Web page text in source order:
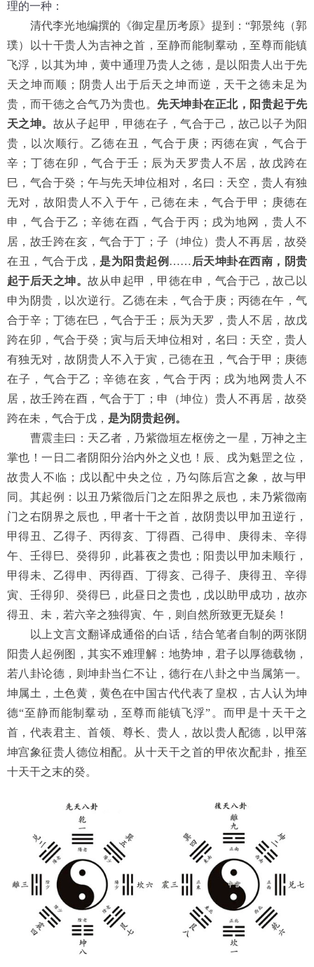
理的一种：
清代李光地编撰的《御定星历考原》提到：“郭景纯（郭
璞）以十干贵人为吉神之首，至静而能制羣动，至尊而能镇
飞浮，以其为坤，黄中通理乃贵人之徳，是以阳贵人出于先
天之坤而顺；阴贵人出于后天之坤而逆，天干之徳未足为
贵，而干徳之合气乃为贵也。 先天坤卦在正北，阳贵起于先
天之坤。 故从子起甲，甲徳在子，气合于己，故己以子为阳
贵，以次顺行。乙徳在丑，气合于庚；丙徳在寅，气合于
辛；丁徳在卯，气合于壬；辰为天罗贵人不居，故戊跨在
巳，气合于癸；午与先天坤位相对，名曰：天空，贵人有独
无对，故阳贵人不入于午，己徳在未，气合于甲；庚徳在
申，气合于乙；辛徳在酉，气合于丙；戌为地网，贵人不
居，故壬跨在亥，气合于丁；子（坤位）贵人不再居，故癸
在丑，气合于戊， 是为阳贵起例 …… 后天坤卦在西南，阴贵
起于后天之坤。故从申起甲，甲徳在申，气合于己，故己以
申为阴贵，以次逆行。乙徳在未，气合于庚；丙徳在午，气
合于辛；丁徳在巳，气合于壬；辰为天罗，贵人不居，故戊
跨在卯，气合于癸；寅与后天坤位相对，名曰：天空，贵人
有独无对，故阴贵人不入于寅，己徳在丑，气合于甲；庚徳
在子，气合于乙；辛徳在亥，气合于丙；戌为地网贵人不
居，故壬跨在酉，气合于丁；申（坤位）贵人不再居，故癸
跨在未，气合于戊， 是为阴贵起例。
曹震圭曰：天乙者，乃紫㣲垣左枢傍之一星，万神之主
掌也！一日二者阴阳分治内外之义也！辰、戌为魁罡之位，
故贵人不临；戊以配中央之位，乃勾陈后宫之象，故与甲
同。其起例：以丑乃紫㣲后门之左阳界之辰也，未乃紫㣲南
门之右阴界之辰也，甲者十干之首，故阴贵以甲加丑逆行，
甲得丑、乙得子、丙得亥、丁得酉、己得申、庚得未、辛得
午、壬得巳、癸得卯，此暮夜之贵也；阳贵以甲加未顺行，
甲得未、乙得申、丙得酉、丁得亥、己得子、庚得丑、辛得
寅、壬得卯、癸得巳，此昼日之贵也，戊以助甲成功，故亦
得丑、未，若六辛之独得寅、午，则自然所致更无疑矣！
以上文言文翻译成通俗的白话，结合笔者自制的两张阴
阳贵人起例图，其实不难理解：地势坤，君子以厚德载物，
若八卦论德，则坤卦当仁不让，德行在八卦之中当属第一。
坤属土，土色黄，黄色在中国古代代表了皇权，古人认为坤
德“至静而能制羣动，至尊而能镇飞浮”。而甲是十天干之
首，代表君主、首领、尊长、贵人，故以贵人配德，以甲落
坤宫象征贵人德位相配。从十天干之首的甲依次配卦，推至
十天干之末的癸。